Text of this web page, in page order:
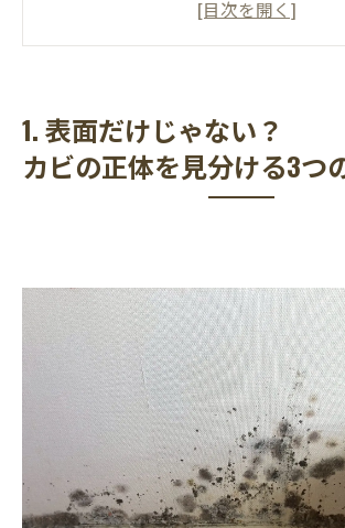
1. 表面だけじゃない？カビの正体
見えない敵を追跡🔍
3. 気密性を上げた最新住宅は要注
り道」もチェック！風量計での負
手に負えないカビトラブルはカビ
海・カビバスターズ東海東京支店
微生物環境アドバイザー
ター樅山裕晃
1. 表面だけじゃない？
カビの正体を見分ける3つ